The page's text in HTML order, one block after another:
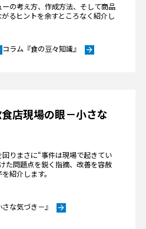
の考え方、作成方法、そして商品
るヒントを余すところなく紹介し
コラム『食の豆々知識』 arrow_forward
店現場の眼－小さな
りまさに“事件は現場で起きてい
た問題点を鋭く指摘、改善を容赦
紹介します。
な気づき－』 arrow_forward